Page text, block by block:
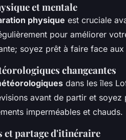
et mentale
physique est cruciale
pour améliorer
soyez prêt à faire face
changeantes
dans les îles
avant de partir et
imperméables et chauds.
et partage d'itinéraire